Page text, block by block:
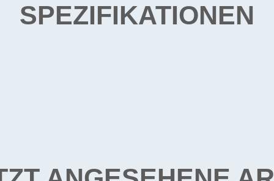
SPEZIFIKATIONEN